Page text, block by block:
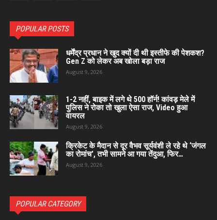
POPULAR POSTS
धर्मेंद्र प्रधान ने खुद क्यों दी थी इस्तीफे की पेशकश?
Gen Z को लेकर अब खोला बड़ा राज
August 9, 2026
1-2 नहीं, बाइक में लगे थे 500 हॉर्न! कांवड़ मेले में
पुलिस ने रोका तो खुला ऐसा राज, Video हुआ
वायरल
August 9, 2026
क्रिकेट के मैदान से दूर वैभव सूर्यवंशी ले रहे थे ‘जंगल
का रोमांच’, तभी सामने आ गया तेंदुआ, फिर…
August 9, 2026
POPULAR CATEGORY